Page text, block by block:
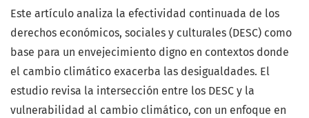
Este artículo analiza la efectividad continuada de los
derechos económicos, sociales y culturales (DESC) como
base para un envejecimiento digno en contextos donde
el cambio climático exacerba las desigualdades. El
estudio revisa la intersección entre los DESC y la
vulnerabilidad al cambio climático, con un enfoque en